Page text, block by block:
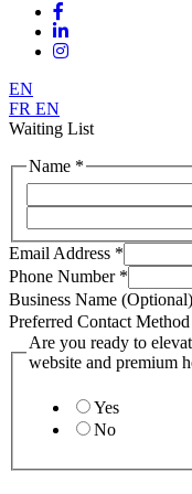
EN
FR EN
Waiting List
Name *
Email Address *
Phone Number *
Business Name (Optional)
Preferred Contact Method
Are you ready to
website and premium
Yes
No